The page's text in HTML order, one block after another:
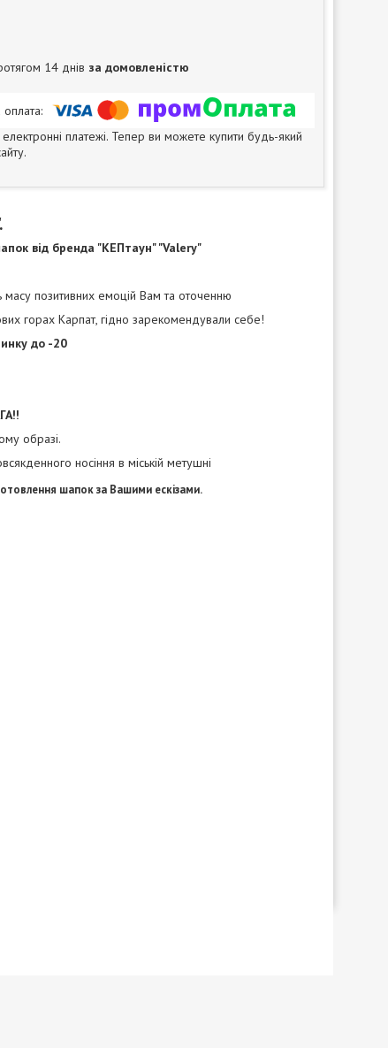
14 днів за домовленістю
електронні платежі. Тепер ви можете купити будь-який
від бренда "КЕПтаун" "Valery"
масу позитивних емоцій Вам та оточенню
горах Карпат, гідно зарекомендували себе!
до -20
образі.
носіння в міській метушні
шапокза Вашими ескізами.